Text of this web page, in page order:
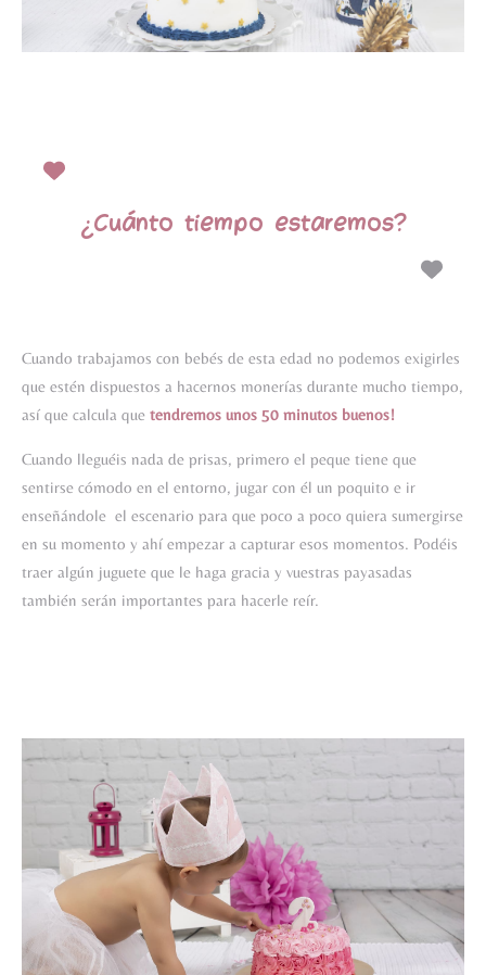
¿Cuánto tiempo estaremos?
Cuando trabajamos con bebés de esta edad no podemos exigirles
que estén dispuestos a hacernos monerías durante mucho tiempo,
así que calcula que tendremos unos 50 minutos buenos!
Cuando lleguéis nada de prisas, primero el peque tiene que
sentirse cómodo en el entorno, jugar con él un poquito e ir
enseñándole el escenario para que poco a poco quiera sumergirse
en su momento y ahí empezar a capturar esos momentos. Podéis
traer algún juguete que le haga gracia y vuestras payasadas
también serán importantes para hacerle reír.